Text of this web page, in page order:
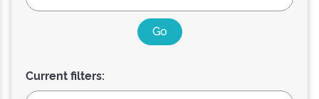
Current filters: